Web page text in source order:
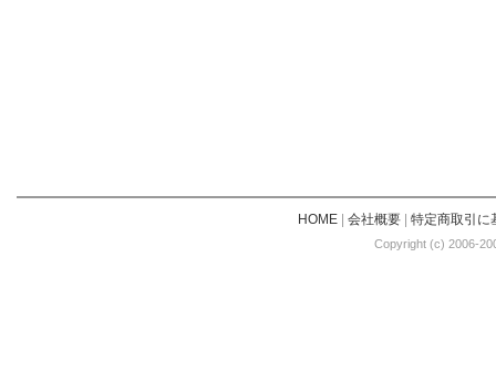
HOME| 会社概要| 特定商取引に
Copyright (c) 2006-